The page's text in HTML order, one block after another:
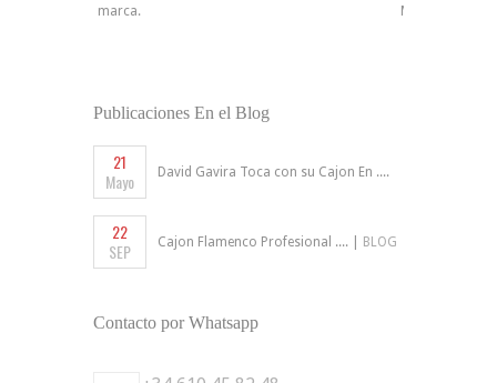
Muy Profesional.
Publicaciones En el Blog
21
Mayo
David Gavira Toca con su Cajon En ....
22
SEP
Cajon Flamenco Profesional .... | BLOG
Contacto por Whatsapp